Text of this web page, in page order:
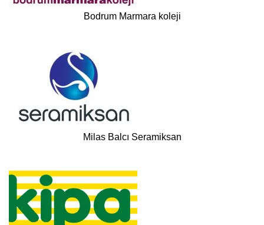
Bodrum Marmara koleji
Milas Balcı Seramiksan